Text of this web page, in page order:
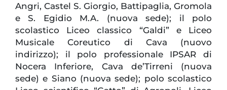
Angri, Castel S. Giorgio, Battipaglia, Gromola
e S. Egidio M.A. (nuova sede); il polo
scolastico Liceo classico “Galdi” e Liceo
Musicale Coreutico di Cava (nuovo
indirizzo); il polo professionale IPSAR di
Nocera Inferiore, Cava de’Tirreni (nuova
sede) e Siano (nuova sede); polo scolastico